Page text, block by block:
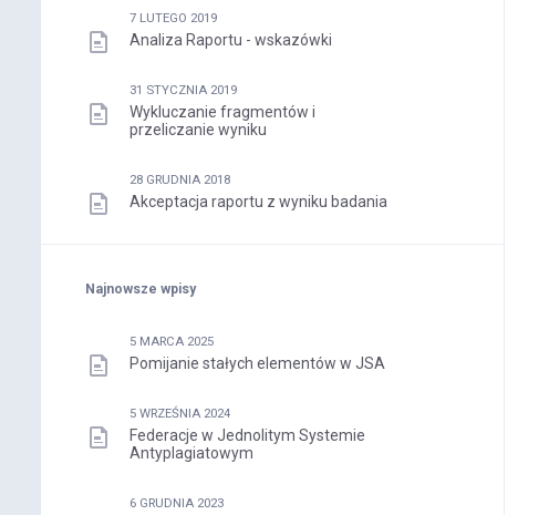
7 LUTEGO 2019
Analiza Raportu - wskazówki
31 STYCZNIA 2019
Wykluczanie fragmentów i
przeliczanie wyniku
28 GRUDNIA 2018
Akceptacja raportu z wyniku badania
Najnowsze wpisy
5 MARCA 2025
Pomijanie stałych elementów w JSA
5 WRZEŚNIA 2024
Federacje w Jednolitym Systemie
Antyplagiatowym
6 GRUDNIA 2023